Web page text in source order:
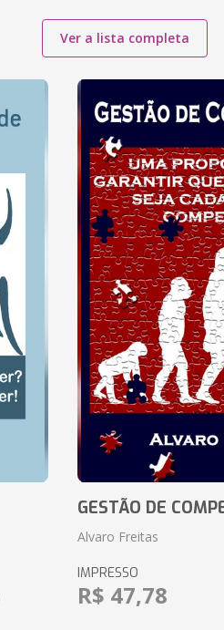
Ver a lista completa
GESTÃO DE
Alvaro Freitas
IMPRESSO
R$ 47,78